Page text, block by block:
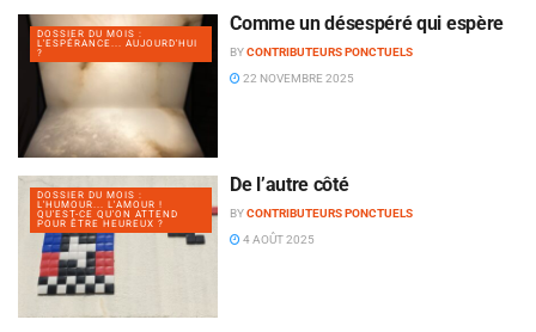
DOSSIER DU MOIS :
L'ESPÉRANCE... AUJOURD'HUI
?
Comme un désespéré qui espère
BYCONTRIBUTEURS PONCTUELS
22 NOVEMBRE 2025
DOSSIER DU MOIS :
L'HUMOUR... L'AMOUR !
QU'EST-CE QU'ON ATTEND
POUR ÊTRE HEUREUX ?
De l’autre côté
BYCONTRIBUTEURS PONCTUELS
4 AOÛT 2025